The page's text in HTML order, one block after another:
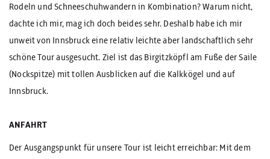
Rodeln und Schneeschuhwandern in Kombination? Warum nicht,
dachte ich mir, mag ich doch beides sehr. Deshalb habe ich mir
unweit von Innsbruck eine relativ leichte aber landschaftlich sehr
schöne Tour ausgesucht. Ziel ist das Birgitzköpfl am Fuße der Saile
(Nockspitze) mit tollen Ausblicken auf die Kalkkögel und auf
Innsbruck.
ANFAHRT
Der Ausgangspunkt für unsere Tour ist leicht erreichbar: Mit dem